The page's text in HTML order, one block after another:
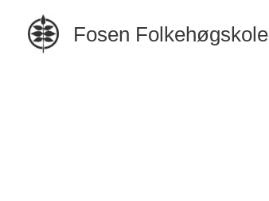
Fosen Folkehøgskole